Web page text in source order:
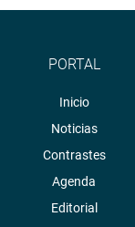
PORTAL
Inicio
Noticias
Contrastes
Agenda
Editorial